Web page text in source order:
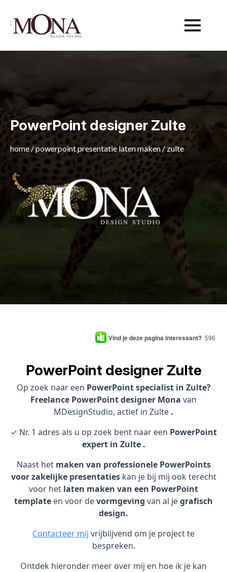
PowerPoint designer Zulte
home/powerpoint presentatie laten maken /zulte
Vind je deze pagina interessant? 596
PowerPoint designer Zulte
Op zoek naar een PowerPoint specialist in Zulte?
Freelance PowerPoint designer Mona van
MDesignStudio, actief in Zulte .
✓ Nr. 1 adres als u op zoek bent naar een PowerPoint
expert in Zulte .
Naast het maken van professionele PowerPoints
voor zakelijke presentatieskan je bij mij ook terecht
voor het laten maken van een PowerPoint
template en voor devormgeving van al jegrafisch
design.
Contacteer mij vrijblijvend om je project te
bespreken.
Ontdek hieronder meer over mij en hoe ik je kan